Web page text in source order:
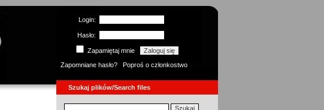
Login:
Hasło:
Zapamiętaj mnie
Zapomniane hasło?
Poproś o członkostwo
Szukaj plików/Search files